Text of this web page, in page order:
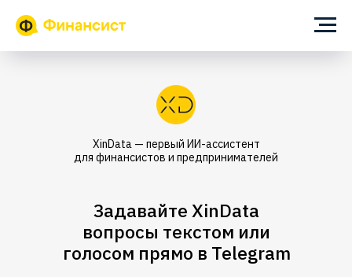
Главная Функционал
Задавайте XinData
вопросы текстом или
голосом прямо в Telegram
XinData — первый ИИ-ассистент
для финансистов и предпринимателей